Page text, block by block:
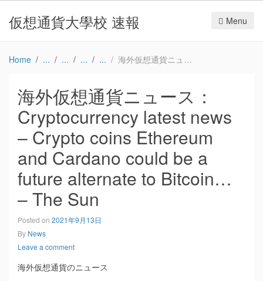
仮想通貨大學校 速報 Menu
Home 海外仮想通貨ニュース：Cryptocurrency latest news – Crypto coins Ethereum and Cardano could be a future alternate to Bitcoin… – The Sun
海外仮想通貨ニュース：
Cryptocurrency latest news
– Crypto coins Ethereum
and Cardano could be a
future alternate to Bitcoin…
– The Sun
Posted on 2021年9月13日
By News
Leave a comment
海外仮想通貨のニュース